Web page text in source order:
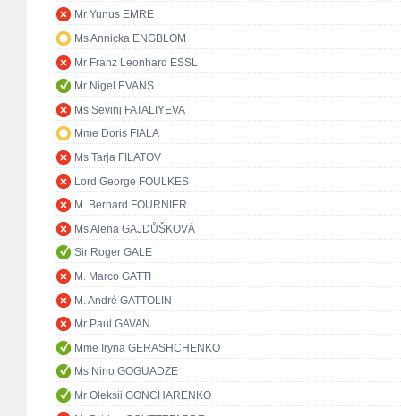
Mr Yunus EMRE
Ms Annicka ENGBLOM
Mr Franz Leonhard ESSL
Mr Nigel EVANS
Ms Sevinj FATALIYEVA
Mme Doris FIALA
Ms Tarja FILATOV
Lord George FOULKES
M. Bernard FOURNIER
Ms Alena GAJDŮŠKOVÁ
Sir Roger GALE
M. Marco GATTI
M. André GATTOLIN
Mr Paul GAVAN
Mme Iryna GERASHCHENKO
Ms Nino GOGUADZE
Mr Oleksii GONCHARENKO